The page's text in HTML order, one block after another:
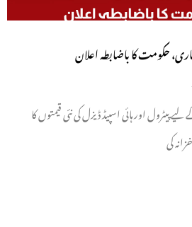
حکومت کا باضابطہ اعلان
پیٹرول اور ہائی اسپیڈ ڈیزل کی نئی قیمتوں کا
کی